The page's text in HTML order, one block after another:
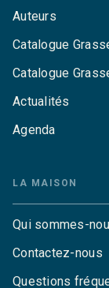
Auteurs
Catalogue
Catalogue
Actualités
Agenda
LA MAISON
Qui sommes-
Contactez-nous
Questions